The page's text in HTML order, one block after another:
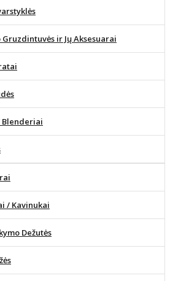
Gruzdintuvės ir Jų Aksesuarai
/ Kavinukai
Dežutės